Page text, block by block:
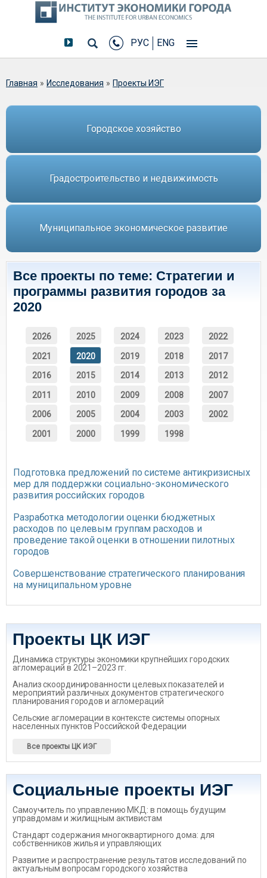
РУС ENG
Вы здесь
Главная » Исследования » Проекты ИЭГ
Городское хозяйство
Градостроительство и недвижимость
Муниципальное экономическое развитие
Все проекты по теме: Стратегии и
программы развития городов за
2020
2026 2025 2024 2023 2022
2021 2020 2019 2018 2017
2016 2015 2014 2013 2012
2011 2010 2009 2008 2007
2006 2005 2004 2003 2002
2001 2000 1999 1998
Подготовка предложений по системе антикризисных
мер для поддержки социально-экономического
развития российских городов
Разработка методологии оценки бюджетных
расходов по целевым группам расходов и
проведение такой оценки в отношении пилотных
городов
Совершенствование стратегического планирования
на муниципальном уровне
Проекты ЦК ИЭГ
Динамика структуры экономики крупнейших городских
агломераций в 2021–2023 гг.
Анализ скоординированности целевых показателей и
мероприятий различных документов стратегического
планирования городов и агломераций
Сельские агломерации в контексте системы опорных
населенных пунктов Российской Федерации
Все проекты ЦК ИЭГ
Социальные проекты ИЭГ
Самоучитель по управлению МКД: в помощь будущим
управдомам и жилищным активистам
Стандарт содержания многоквартирного дома: для
собственников жилья и управляющих
Развитие и распространение результатов исследований по
актуальным вопросам городского хозяйства